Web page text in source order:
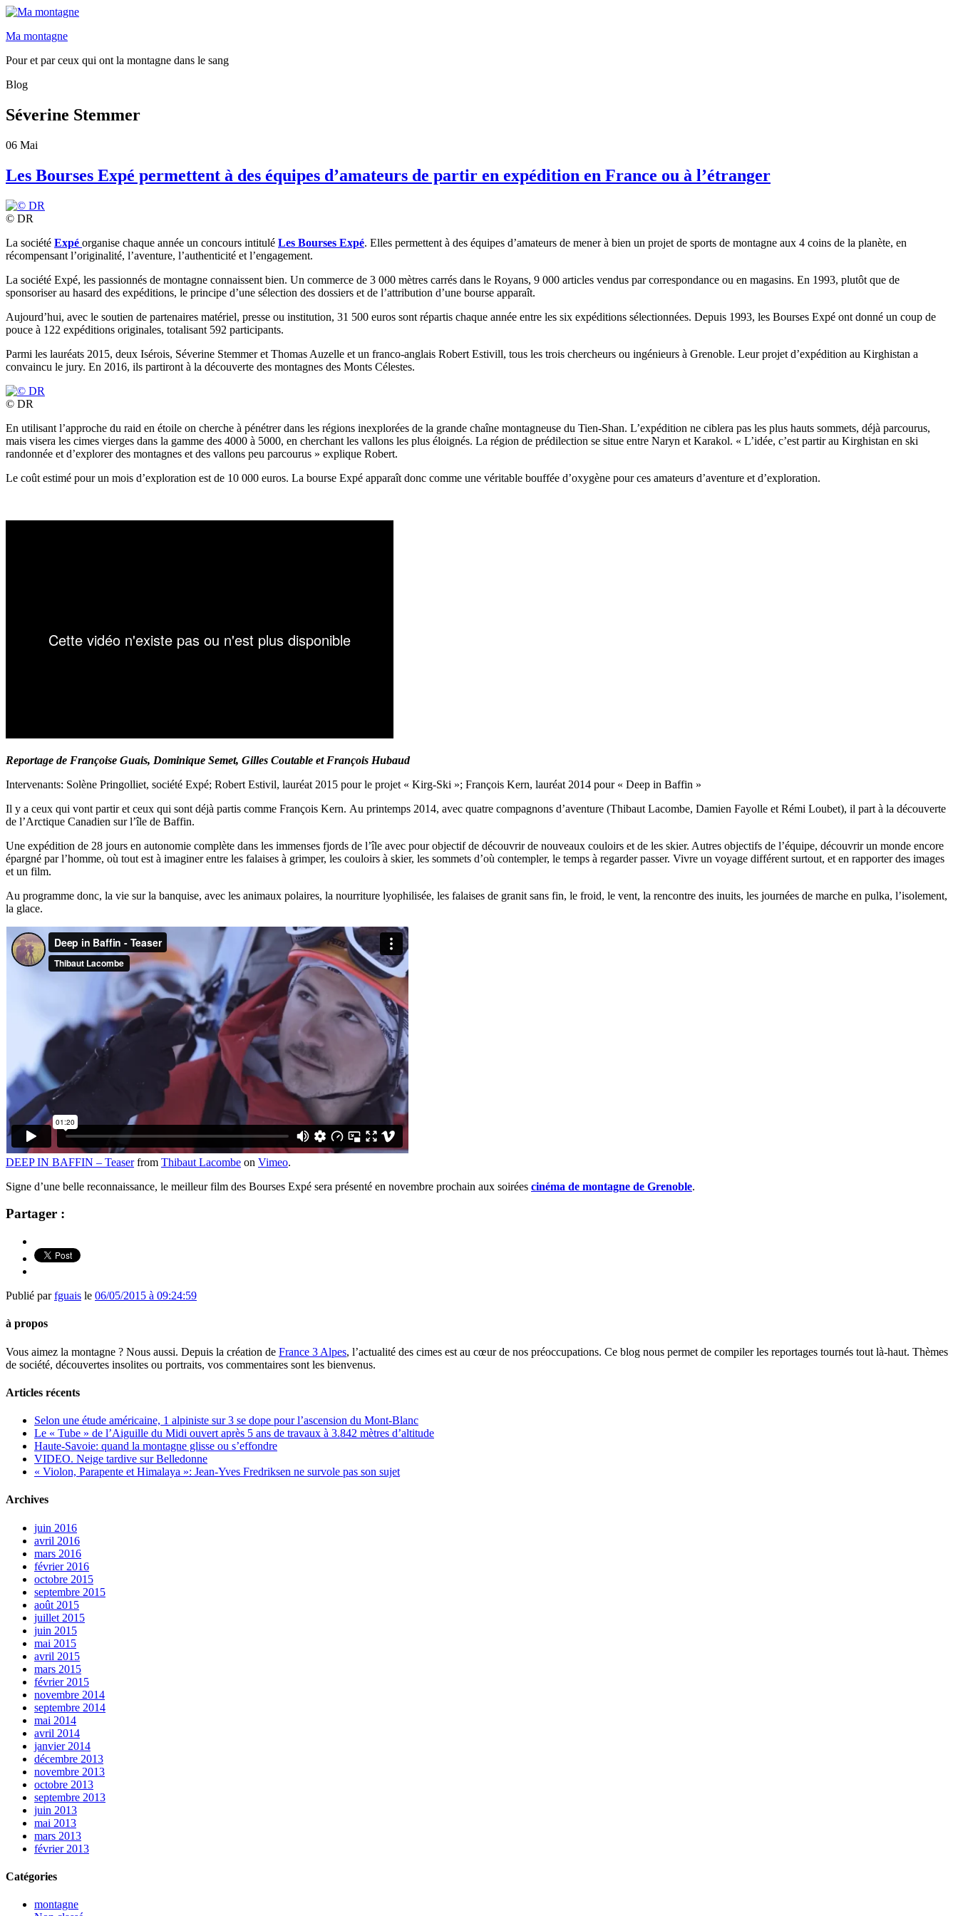
Ma montagne
Pour et par ceux qui ont la montagne dans le sang
Blog
Séverine Stemmer
06 Mai
Les Bourses Expé permettent à des équipes d’amateurs de partir en expédition en France ou à l’étranger
© DR
La société Expé organise chaque année un concours intitulé Les Bourses Expé. Elles permettent à des équipes d’amateurs de mener à bien un projet de sports de montagne aux 4 coins de la planète, en
récompensant l’originalité, l’aventure, l’authenticité et l’engagement.
La société Expé, les passionnés de montagne connaissent bien. Un commerce de 3 000 mètres carrés dans le Royans, 9 000 articles vendus par correspondance ou en magasins. En 1993, plutôt que de
sponsoriser au hasard des expéditions, le principe d’une sélection des dossiers et de l’attribution d’une bourse apparaît.
Aujourd’hui, avec le soutien de partenaires matériel, presse ou institution, 31 500 euros sont répartis chaque année entre les six expéditions sélectionnées. Depuis 1993, les Bourses Expé ont donné un coup de
pouce à 122 expéditions originales, totalisant 592 participants.
Parmi les lauréats 2015, deux Isérois, Séverine Stemmer et Thomas Auzelle et un franco-anglais Robert Estivill, tous les trois chercheurs ou ingénieurs à Grenoble. Leur projet d’expédition au Kirghistan a
convaincu le jury. En 2016, ils partiront à la découverte des montagnes des Monts Célestes.
© DR
En utilisant l’approche du raid en étoile on cherche à pénétrer dans les régions inexplorées de la grande chaîne montagneuse du Tien-Shan. L’expédition ne ciblera pas les plus hauts sommets, déjà parcourus,
mais visera les cimes vierges dans la gamme des 4000 à 5000, en cherchant les vallons les plus éloignés. La région de prédilection se situe entre Naryn et Karakol. « L’idée, c’est partir au Kirghistan en ski
randonnée et d’explorer des montagnes et des vallons peu parcourus » explique Robert.
Le coût estimé pour un mois d’exploration est de 10 000 euros. La bourse Expé apparaît donc comme une véritable bouffée d’oxygène pour ces amateurs d’aventure et d’exploration.
Reportage de Françoise Guais, Dominique Semet, Gilles Coutable et François Hubaud
Intervenants: Solène Pringolliet, société Expé; Robert Estivil, lauréat 2015 pour le projet « Kirg-Ski »; François Kern, lauréat 2014 pour « Deep in Baffin »
Il y a ceux qui vont partir et ceux qui sont déjà partis comme François Kern. Au printemps 2014, avec quatre compagnons d’aventure (Thibaut Lacombe, Damien Fayolle et Rémi Loubet), il part à la découverte
de l’Arctique Canadien sur l’île de Baffin.
Une expédition de 28 jours en autonomie complète dans les immenses fjords de l’île avec pour objectif de découvrir de nouveaux couloirs et de les skier. Autres objectifs de l’équipe, découvrir un monde encore
épargné par l’homme, où tout est à imaginer entre les falaises à grimper, les couloirs à skier, les sommets d’où contempler, le temps à regarder passer. Vivre un voyage différent surtout, et en rapporter des images
et un film.
Au programme donc, la vie sur la banquise, avec les animaux polaires, la nourriture lyophilisée, les falaises de granit sans fin, le froid, le vent, la rencontre des inuits, les journées de marche en pulka, l’isolement,
la glace.
DEEP IN BAFFIN – Teaserfrom Thibaut Lacombe on Vimeo.
Signe d’une belle reconnaissance, le meilleur film des Bourses Expé sera présenté en novembre prochain aux soirées cinéma de montagne de Grenoble.
Partager :
Publié parfguais le 06/05/2015 à 09:24:59
à propos
Vous aimez la montagne ? Nous aussi. Depuis la création de France 3 Alpes, l’actualité des cimes est au cœur de nos préoccupations. Ce blog nous permet de compiler les reportages tournés tout là-haut. Thèmes
de société, découvertes insolites ou portraits, vos commentaires sont les bienvenus.
Articles récents
Selon une étude américaine, 1 alpiniste sur 3 se dope pour l’ascension du Mont-Blanc
Le « Tube » de l’Aiguille du Midi ouvert après 5 ans de travaux à 3.842 mètres d’altitude
Haute-Savoie: quand la montagne glisse ou s’effondre
VIDEO. Neige tardive sur Belledonne
« Violon, Parapente et Himalaya »: Jean-Yves Fredriksen ne survole pas son sujet
Archives
juin 2016
avril 2016
mars 2016
février 2016
octobre 2015
septembre 2015
août 2015
juillet 2015
juin 2015
mai 2015
avril 2015
mars 2015
février 2015
novembre 2014
septembre 2014
mai 2014
avril 2014
janvier 2014
décembre 2013
novembre 2013
octobre 2013
septembre 2013
juin 2013
mai 2013
mars 2013
février 2013
Catégories
montagne